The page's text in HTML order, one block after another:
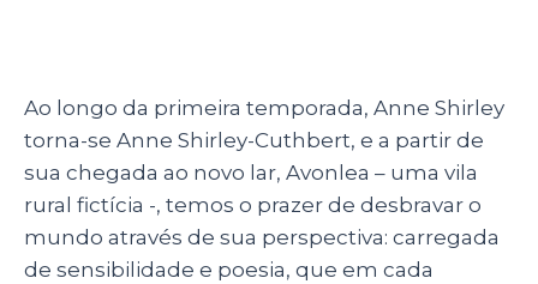
Ao longo da primeira temporada, Anne Shirley
torna-se Anne Shirley-Cuthbert, e a partir de
sua chegada ao novo lar, Avonlea – uma vila
rural fictícia -, temos o prazer de desbravar o
mundo através de sua perspectiva: carregada
de sensibilidade e poesia, que em cada